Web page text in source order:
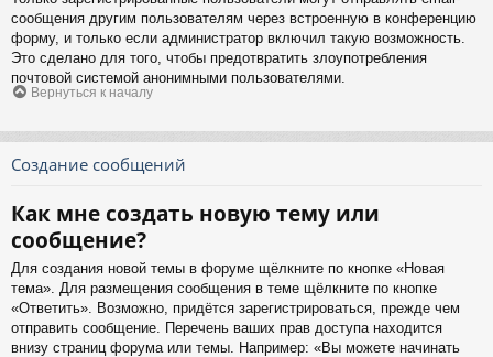
сообщения другим пользователям через встроенную в конференцию
форму, и только если администратор включил такую возможность.
Это сделано для того, чтобы предотвратить злоупотребления
почтовой системой анонимными пользователями.
Вернуться к началу
Создание сообщений
Как мне создать новую тему или
сообщение?
Для создания новой темы в форуме щёлкните по кнопке «Новая
тема». Для размещения сообщения в теме щёлкните по кнопке
«Ответить». Возможно, придётся зарегистрироваться, прежде чем
отправить сообщение. Перечень ваших прав доступа находится
внизу страниц форума или темы. Например: «Вы можете начинать